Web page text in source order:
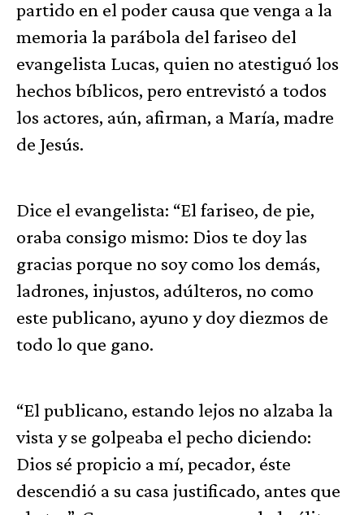
partido en el poder causa que venga a la
memoria la parábola del fariseo del
evangelista Lucas, quien no atestiguó los
hechos bíblicos, pero entrevistó a todos
los actores, aún, afirman, a María, madre
de Jesús.
Dice el evangelista: “El fariseo, de pie,
oraba consigo mismo: Dios te doy las
gracias porque no soy como los demás,
ladrones, injustos, adúlteros, no como
este publicano, ayuno y doy diezmos de
todo lo que gano.
“El publicano, estando lejos no alzaba la
vista y se golpeaba el pecho diciendo:
Dios sé propicio a mí, pecador, éste
descendió a su casa justificado, antes que